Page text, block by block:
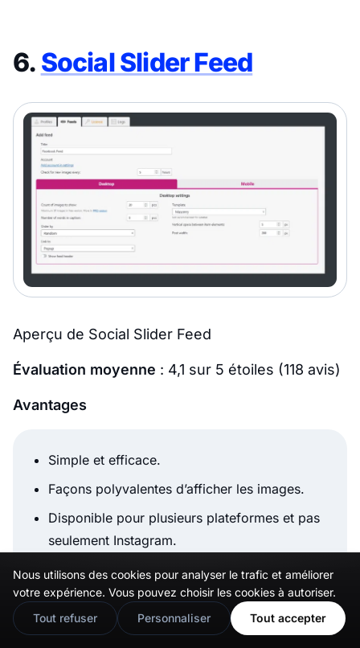
6. Social Slider Feed
Aperçu de Social Slider Feed
Évaluation moyenne : 4,1 sur 5 étoiles (118 avis)
Avantages
Simple et efficace.
Façons polyvalentes d’afficher les images.
Disponible pour plusieurs plateformes et pas
seulement Instagram.
Disponible en quatre langues (anglais,
néerlandais, suédois, portugais).
Nous utilisons des cookies pour analyser le trafic et améliorer
votre expérience. Vous pouvez choisir les cookies à autoriser.
Tout refuser
Personnaliser Tout accepter
🇬🇧Would you prefer this site in English?
View in English